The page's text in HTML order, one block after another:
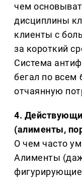
чем
дисциплины
клиенты с
за короткий
Система
бегал по всем
отчаянную
4.
(алименты,
О чем часто
Алименты
фигурирующие